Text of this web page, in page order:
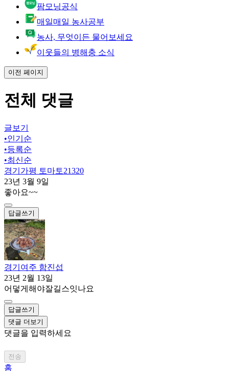
팜모닝공식
매일매일 농사공부
농사, 무엇이든 물어보세요
이웃들의 병해충 소식
이전 페이지
전체 댓글
글보기
•인기순
•등록순
•최신순
경기가평 토마토21320
23년 3월 9일
좋아요~~
답글쓰기
경기여주 함진섭
23년 2월 13일
어덯게해야잘길스잇나요
답글쓰기
댓글 더보기
댓글을 입력하세요
전송
홈